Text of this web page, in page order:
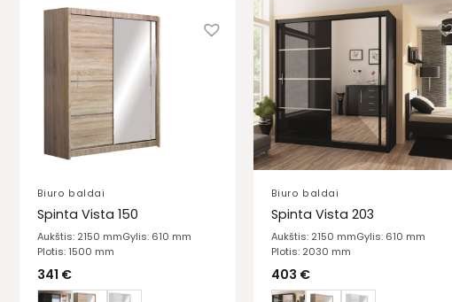
Biuro baldai
Spinta Vista 150
Aukštis: 2150 mmGylis: 610 mm
Plotis: 1500 mm
341 €
Biuro baldai
Spinta Vista 203
Aukštis: 2150 mmGylis: 610 mm
Plotis: 2030 mm
403 €